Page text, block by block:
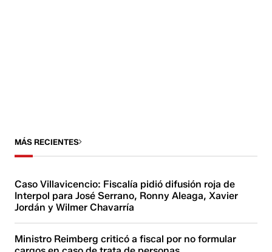
MÁS RECIENTES
Caso Villavicencio: Fiscalía pidió difusión roja de
Interpol para José Serrano, Ronny Aleaga, Xavier
Jordán y Wilmer Chavarría
Ministro Reimberg criticó a fiscal por no formular